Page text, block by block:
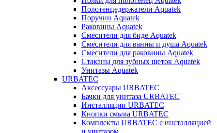
Полотенцедержатели Aquatek
Поручни Aquatek
Раковины Aquatek
Смесители для биде Aquatek
Смесители для ванны и душа Aquatek
Смесители для раковины Aquatek
Стаканы для зубных щеток Aquatek
Унитазы Aquatek
URBATEC
Аксессуары URBATEC
Бачки для унитаза URBATEC
Инсталляции URBATEC
Кнопки смыва URBATEC
Комплекты URBATEC с инсталляцией
и унитазом